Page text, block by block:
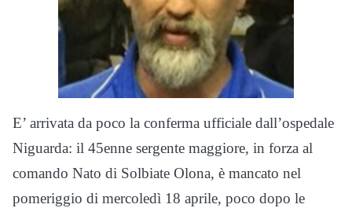
E’ arrivata da poco la conferma ufficiale dall’ospedale
Niguarda: il 45enne sergente maggiore, in forza al
comando Nato di Solbiate Olona, è mancato nel
pomeriggio di mercoledì 18 aprile, poco dopo le